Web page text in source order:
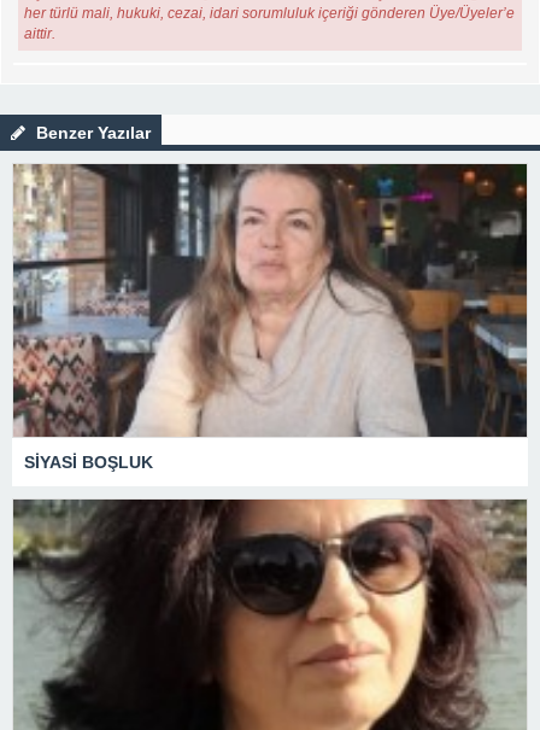
her türlü mali, hukuki, cezai, idari sorumluluk içeriği gönderen Üye/Üyeler’e
aittir.
Benzer Yazılar
SİYASİ BOŞLUK